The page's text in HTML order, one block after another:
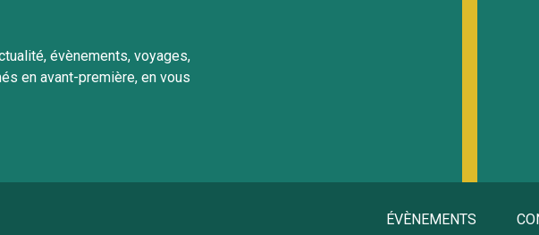
évènements, voyages,
en avant-première, en vous
ÉVÈNEMENTS